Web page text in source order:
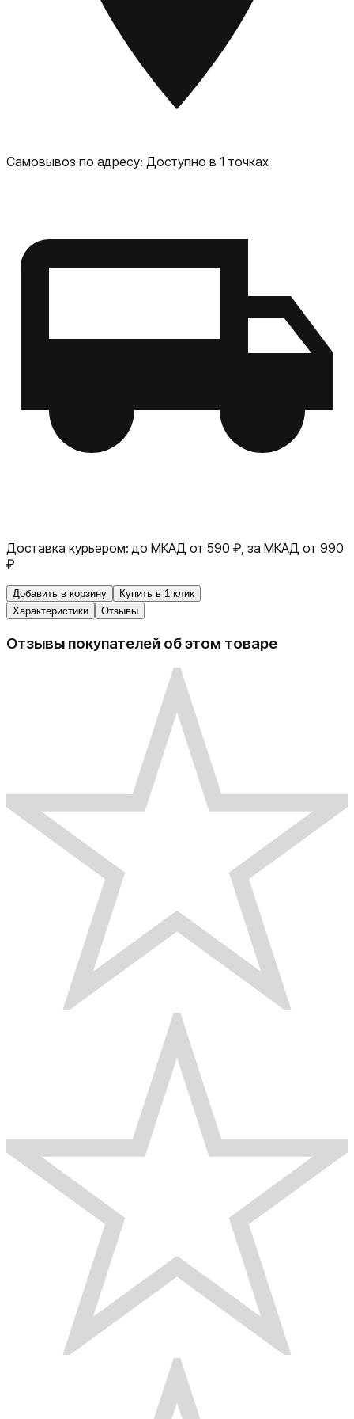
Самовывоз по адресу: Доступно в 1 точках
Доставка курьером: до МКАД от 590 ₽, за МКАД от 990
₽
Добавить в корзину
Купить в 1 клик
Характеристики
Отзывы
Отзывы покупателей об этом товаре